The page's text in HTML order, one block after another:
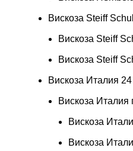
Вискоза Steiff
Вискоза Steiff
Вискоза Steiff
Вискоза Италия 24
Вискоза Италия
Вискоза
Вискоза